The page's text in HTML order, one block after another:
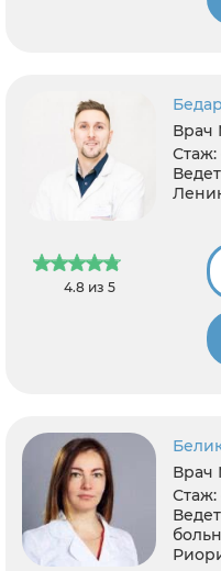
4.8 из 5
Врач
Стаж:
Врач
Стаж: